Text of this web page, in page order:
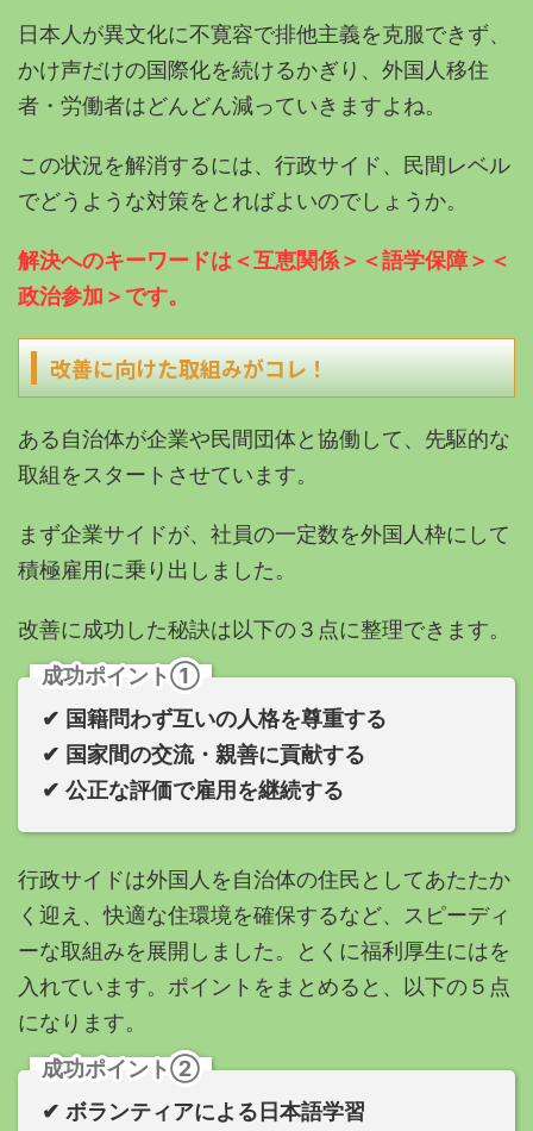
日本人が異文化に不寛容で排他主義を克服できず、
かけ声だけの国際化を続けるかぎり、外国人移住
者・労働者はどんどん減っていきますよね。
この状況を解消するには、行政サイド、民間レベル
でどうような対策をとればよいのでしょうか。
解決へのキーワードは＜互恵関係＞＜語学保障＞＜
政治参加＞です。
改善に向けた取組みがコレ！
ある自治体が企業や民間団体と協働して、先駆的な
取組をスタートさせています。
まず企業サイドが、社員の一定数を外国人枠にして
積極雇用に乗り出しました。
改善に成功した秘訣は以下の３点に整理できます。
成功ポイント①
✔︎ 国籍問わず互いの人格を尊重する
✔︎ 国家間の交流・親善に貢献する
✔︎ 公正な評価で雇用を継続する
行政サイドは外国人を自治体の住民としてあたたか
く迎え、快適な住環境を確保するなど、スピーディ
ーな取組みを展開しました。とくに福利厚生にはを
入れています。 ポイントをまとめると、以下の５点
になります。
成功ポイント②
✔︎ ボランティアによる日本語学習